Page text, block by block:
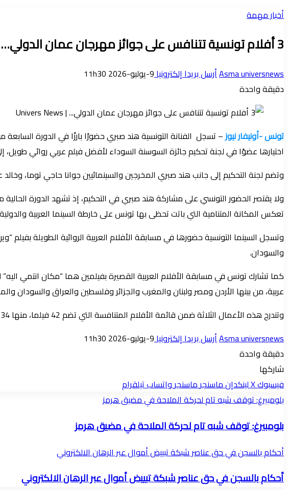
أخبار مهمة
3 أفلام تونسية تتنافس على جوائز مهرجان عمان الدولي…
Asma universnewsأرسل بريدا إلكترونيا9-يوليو-2026 11h30
دقيقة واحدة
تونس -أونيفار نيوز
اختيارها عضوًا في لجنة تحكيم جائزة السوسنة السوداء لأفضل فيلم عربي روائي طويل،
وتضم لجنة التحكيم إلى جانب هند صبري المخرجين والسينمائيين جوانا حاجي توما،
ولا يقتصر الحضور التونسي على مشاركة هند صبري في التحكيم، إذ تشهد الدورة
تعكس المكانة المتنامية التي باتت تحظى بها تونس على خارطة السينما العربية
وتسجل السينما التونسية حضورها في مسابقة الأفلام العربية الروائية الطويلة
والسودان.
كما تشارك تونس في مسابقة الأفلام العربية القصيرة بفيلمين هما “مكان انتمي
عربية، من بينها الأردن ومصر ولبنان والمغرب والجزائر وفلسطين والعراق والسودان
وتندرج هذه الأعمال الثلاثة ضمن قائمة الأفلام المتنافسة التي تضم 42 فيلما، منها 34 إنتاجا عربيا وثمانية أفلام روائية طويلة دولية أولى.
Asma universnewsأرسل بريدا إلكترونيا9-يوليو-2026 11h30
دقيقة واحدة
شاركها
فيسبوك‫Xلينكدإنماسنجرماسنجرواتسابتيلقرام
بلومبيرغ: توقف شبه تام لحركة الملاحة في مضيق هرمز
بلومبيرغ: توقف شبه تام لحركة الملاحة في مضيق هرمز
أحكام بالسجن في حق عناصر شبكة تبييض أموال عبر الرهان الالكتروني
أحكام بالسجن في حق عناصر شبكة تبييض أموال عبر الرهان الالكتروني